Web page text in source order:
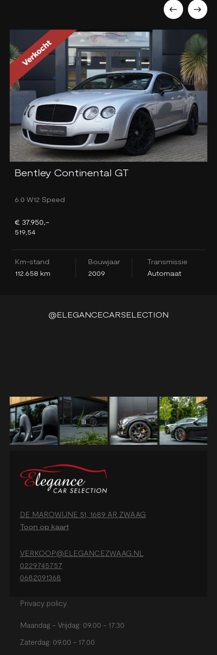
Bentley Continental GT
6.0 W12 Speed
€ 37.950,-
519,54
Km-stand
112.658 km
Bouwjaar
2009
Transmissie
Automaat
@ELEGANCECARSELECTION
DE MAROWIJNE 51, 1689 AR ZWAAG
Toon op kaart
VERKOOP@ELEGANCEZWAAG.NL
0229745757
0682091368
Privacy policy
Maandag - Vrijdag: 09.00 - 17.30
Zaterdag: 09.00 - 17.00